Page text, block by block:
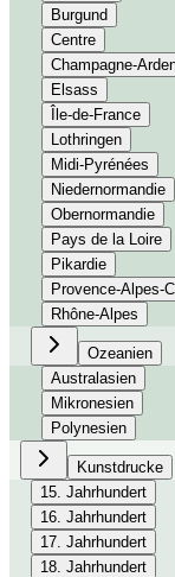
Burgund
Centre
Champagne-
Elsass
Île-de-France
Lothringen
Midi-Pyrénées
Niedernormandie
Obernormandie
Pays de la Loire
Pikardie
Provence-Alpes-
Rhône-Alpes
Ozeanien
Australasien
Mikronesien
Polynesien
Kunstdrucke
15. Jahrhundert
16. Jahrhundert
17. Jahrhundert
18. Jahrhundert